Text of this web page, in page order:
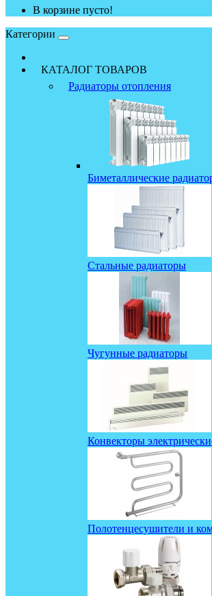
В корзине пусто!
Категории
КАТАЛОГ ТОВАРОВ
Радиаторы отопления
Биметаллические
Стальные радиаторы
Чугунные радиаторы
Конвекторы
Полотенцесушители и